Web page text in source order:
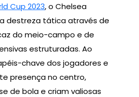
Cup 2023, o Chelsea
destreza tática através de
do meio-campo e de
estruturadas. Ao
chave dos jogadores e
presença no centro,
de bola e criam valiosas